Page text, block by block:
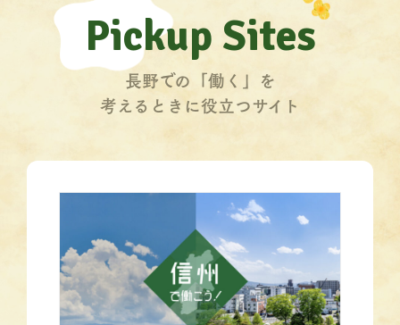
Pickup Sites
長野での「働く」を
考えるときに役立つサイト